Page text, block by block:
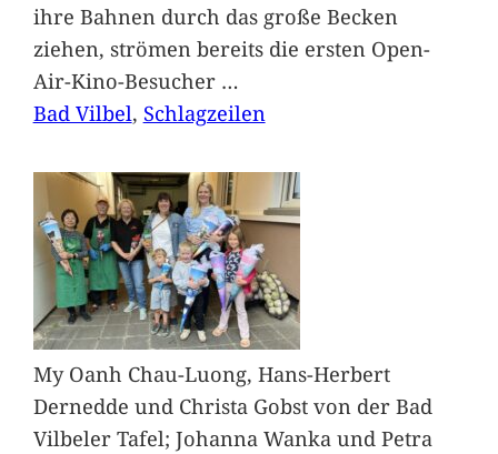
ihre Bahnen durch das große Becken
ziehen, strömen bereits die ersten Open-
Air-Kino-Besucher …
Bad Vilbel, Schlagzeilen
My Oanh Chau-Luong, Hans-Herbert
Dernedde und Christa Gobst von der Bad
Vilbeler Tafel; Johanna Wanka und Petra